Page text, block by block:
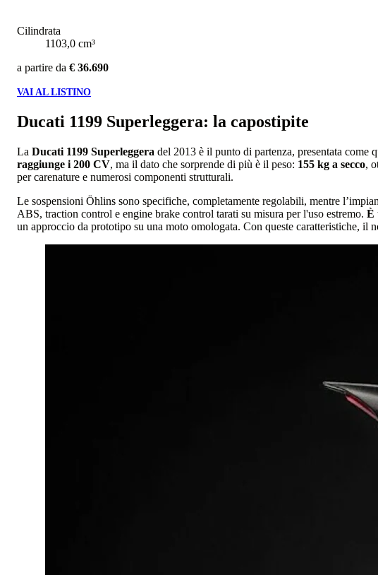
Cilindrata
1103,0 cm³
a partire da € 36.690
VAI AL LISTINO
Ducati 1199 Superleggera: la capostipite
La Ducati 1199 Superleggera del 2013 è il punto di partenza, presentata come
raggiunge i 200 CV, ma il dato che sorprende di più è il peso: 155 kg a secco,
per carenature e numerosi componenti strutturali.
Le sospensioni Öhlins sono specifiche, completamente regolabili, mentre
ABS, traction control e engine brake control tarati su misura per l'uso estremo. È
un approccio da prototipo su una moto omologata. Con queste caratteristiche, il